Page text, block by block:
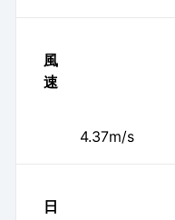
風
速
4.37m/s
日